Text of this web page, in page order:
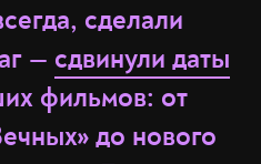
сделали
— сдвинули даты
фильмов: от
до нового